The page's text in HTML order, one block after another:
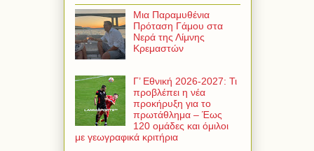
Μια Παραμυθένια
Πρόταση Γάμου στα
Νερά της Λίμνης
Κρεμαστών
Γ’ Εθνική 2026-2027: Τι
προβλέπει η νέα
προκήρυξη για το
πρωτάθλημα – Έως
120 ομάδες και όμιλοι
με γεωγραφικά κριτήρια